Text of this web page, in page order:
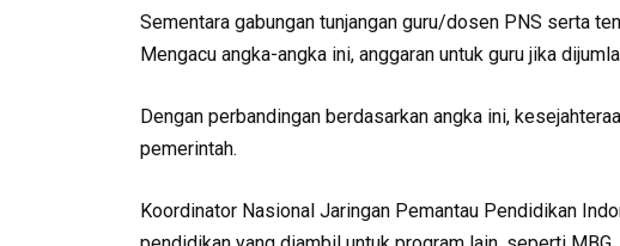
Sementara gabungan tunjangan guru/dosen PNS serta
Mengacu angka-angka ini, anggaran untuk guru jika
Dengan perbandingan berdasarkan angka ini,
pemerintah.
Koordinator Nasional Jaringan Pemantau Pendidikan